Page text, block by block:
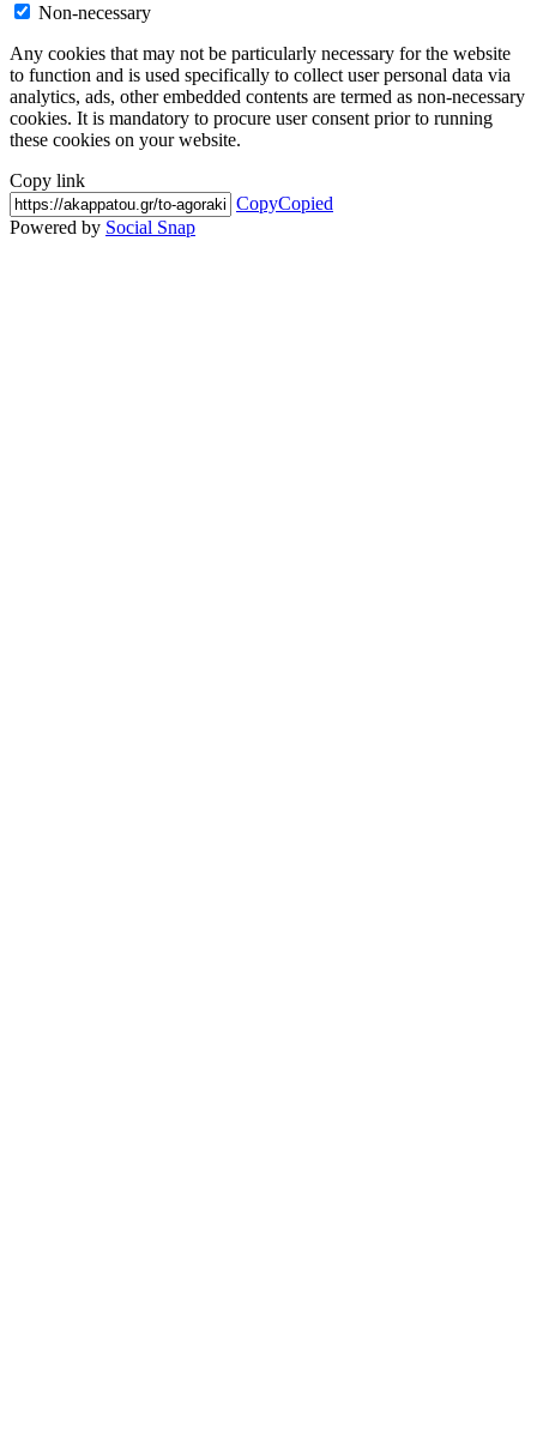
Non-necessary
Any cookies that may not be particularly necessary for the website
to function and is used specifically to collect user personal data via
analytics, ads, other embedded contents are termed as non-necessary
cookies. It is mandatory to procure user consent prior to running
these cookies on your website.
Copy link
CopyCopied
Powered by Social Snap